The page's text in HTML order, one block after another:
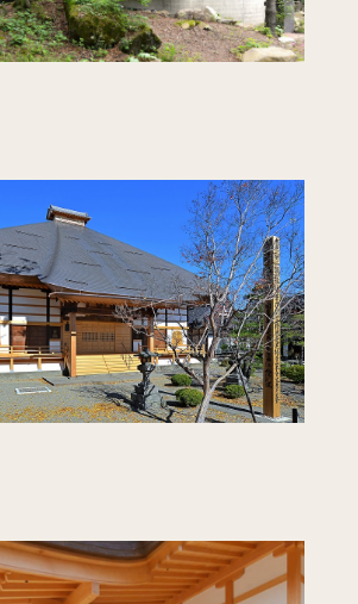
tel.026-227-5544